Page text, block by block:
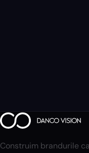
Construim brandurile